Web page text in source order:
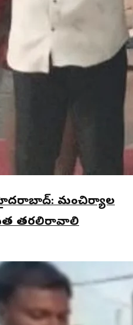
హైదరాబాద్: మంచిర్యాల
తరలిరావాలి